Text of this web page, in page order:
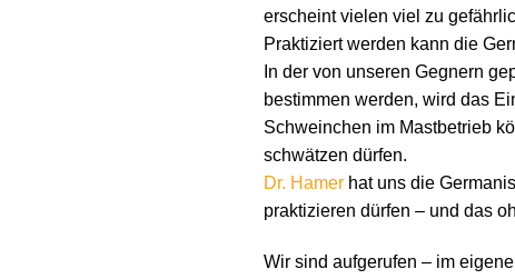
erscheint vielen viel zu
Praktiziert werden kann die
In der von unseren Gegnern
bestimmen werden, wird das
Schweinchen im Mastbetrieb
schwätzen dürfen.
Dr. Hamer hat uns die
praktizieren dürfen – und das
Wir sind aufgerufen – im